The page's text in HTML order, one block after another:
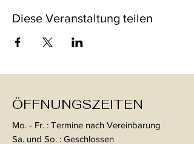
Diese Veranstaltung teilen
ÖFFNUNGSZEITEN
Mo. - Fr. : Termine nach Vereinbarung
Sa. und So. : Geschlossen